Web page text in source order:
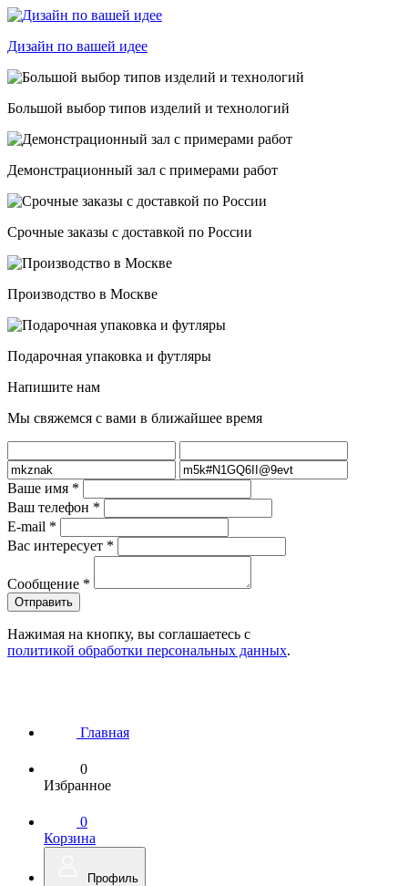
Дизайн по вашей идее
Большой выбор типов изделий и технологий
Демонстрационный зал с примерами работ
Срочные заказы с доставкой по России
Производство в Москве
Подарочная упаковка и футляры
Напишите нам
Мы свяжемся с вами в ближайшее время
Ваше имя *
Ваш телефон *
E-mail *
Вас интересует *
Сообщение *
Нажимая на кнопку, вы соглашаетесь с
политикой обработки персональных данных.
Главная
0
Избранное
0
Корзина
Профиль